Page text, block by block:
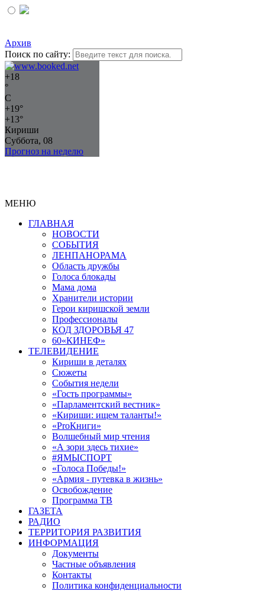
Архив
Поиск по сайту:
+18
°
C
+19°
+13°
Кириши
Суббота, 08
Прогноз на неделю
МЕНЮ
ГЛАВНАЯ
НОВОСТИ
СОБЫТИЯ
ЛЕНПАНОРАМА
Область дружбы
Голоса блокады
Мама дома
Хранители истории
Герои киришской земли
Профессионалы
КОД ЗДОРОВЬЯ 47
60«КИНЕФ»
ТЕЛЕВИДЕНИЕ
Кириши в деталях
Сюжеты
События недели
«Гость программы»
«Парламентский вестник»
«Кириши: ищем таланты!»
«ProКниги»
Волшебный мир чтения
«А зори здесь тихие»
#ЯМЫСПОРТ
«Голоса Победы!»
«Армия - путевка в жизнь»
Освобождение
Программа ТВ
ГАЗЕТА
РАДИО
ТЕРРИТОРИЯ РАЗВИТИЯ
ИНФОРМАЦИЯ
Документы
Частные объявления
Контакты
Политика конфиденциальности